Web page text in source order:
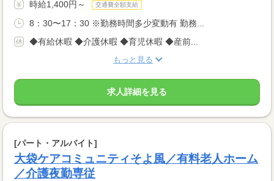
時給1,400円～ 交通費全額支給
8：30〜17：30 ※勤務時間多少変動有 勤務...
◆有給休暇 ◆介護休暇 ◆育児休暇 ◆産前...
もっと見る
求人詳細を見る
[パート・アルバイト]
大袋ケアコミュニティそよ風／有料老人ホーム
／介護夜勤専従